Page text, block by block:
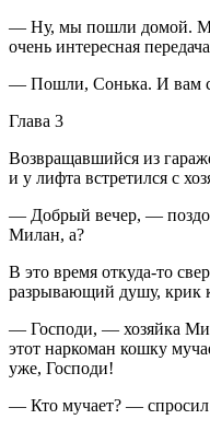
— Ну, мы пошли домой.
очень интересная
— Пошли, Сонька. И вам
Глава 3
Возвращавшийся из
и у лифта встретился с
— Добрый вечер, —
Милан, а?
В это время откуда-то
разрывающий душу, крик
— Господи, — хозяйка
этот наркоман кошку
уже, Господи!
— Кто мучает? —